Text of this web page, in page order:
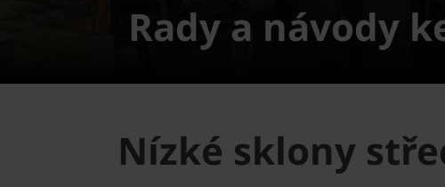
Rady a návody
Nízké sklony